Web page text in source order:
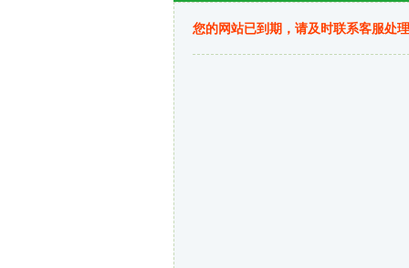
您的网站已到期，请及时联系客服处理